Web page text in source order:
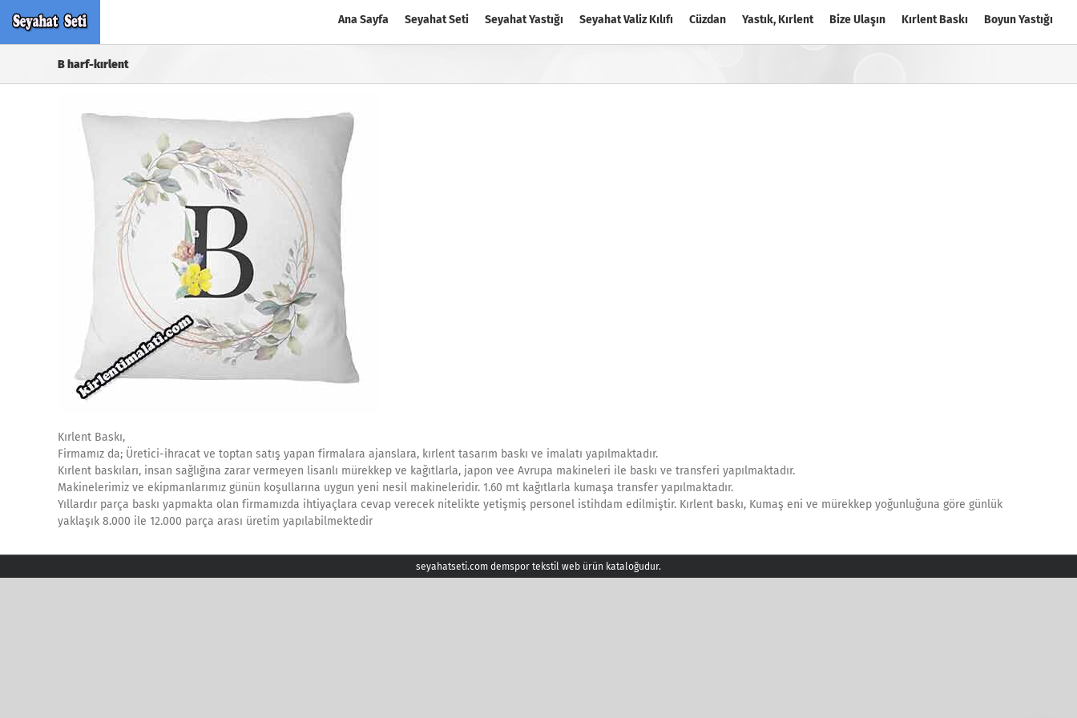
content
Ana Sayfa Seyahat Seti Seyahat Yastığı Seyahat Valiz Kılıfı Cüzdan Yastık, Kırlent Bize Ulaşın Kırlent Baskı Boyun Yastığı
B harf-kırlent
Kırlent Baskı,
Firmamız da; Üretici-ihracat ve toptan satış yapan firmalara ajanslara, kırlent tasarım baskı ve imalatı yapılmaktadır.
Kırlent baskıları, insan sağlığına zarar vermeyen lisanlı mürekkep ve kağıtlarla, japon vee Avrupa makineleri ile baskı ve transferi yapılmaktadır.
Makinelerimiz ve ekipmanlarımız günün koşullarına uygun yeni nesil makineleridir. 1.60 mt kağıtlarla kumaşa transfer yapılmaktadır.
Yıllardır parça baskı yapmakta olan firmamızda ihtiyaçlara cevap verecek nitelikte yetişmiş personel istihdam edilmiştir. Kırlent baskı, Kumaş eni ve mürekkep yoğunluğuna göre günlük
yaklaşık 8.000 ile 12.000 parça arası üretim yapılabilmektedir
seyahatseti.com demspor tekstil web ürün kataloğudur.